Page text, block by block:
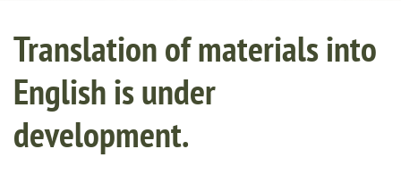
Translation of materials into
English is under
development.